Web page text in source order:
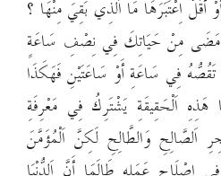
اِعْتَبَرَهَا مَا اَلَّذِي بَقِيَ مِنْهَا ؟
مَضَى مِنْ حَيَاتِكَ فِي نِصْفِ سَاعَةٍ
فِي سَاعَةِ أَوْ سَاعَتَيْنِ فَهَكَذَا
هَذِهِ اَلْحَقِيقَةِ يَشْتَرِكُ فِي مَعْرِفَةِ
اَلصَّالِحِ وَالطَّالِحِ لَكِنَّ اَلْمُؤَمَّنَ